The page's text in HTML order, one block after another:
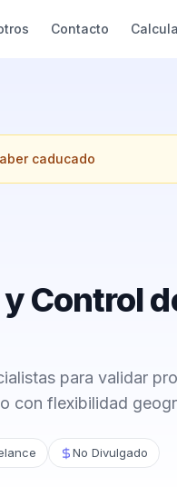
Contacto
caducado
Control
para validar
con flexibilidad
No Divulgado